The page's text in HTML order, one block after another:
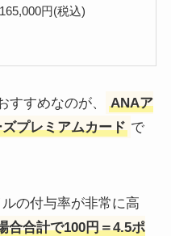
165,000円(税込)
すすめなのが、
ANAア
プレミアムカード で
の付与率が非常に高
合合計で100円＝4.5ポ